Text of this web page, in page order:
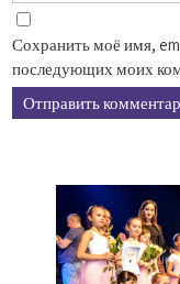
Сохранить моё имя,
последующих моих